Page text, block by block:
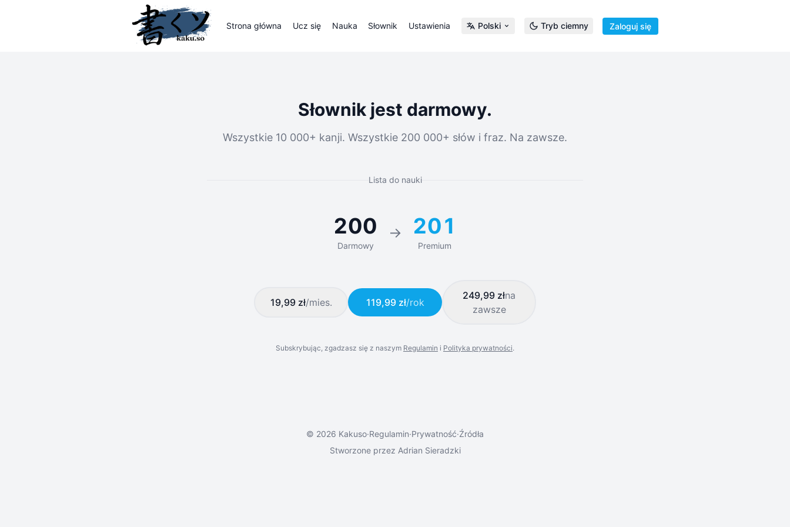
Strona główna Ucz się Nauka Słownik Ustawienia Polski Tryb ciemny Zaloguj się
Słownik jest darmowy.
Wszystkie 10 000+ kanji. Wszystkie 200 000+ słów i fraz. Na zawsze.
Lista do nauki
200
Darmowy
→ 201
Premium
19,99 zł/mies. 119,99 zł/rok
249,99 złna
zawsze
Subskrybując, zgadzasz się z naszym Regulamin i Polityka prywatności.
© 2026 Kakuso·Regulamin·Prywatność·Źródła
Stworzone przez Adrian Sieradzki